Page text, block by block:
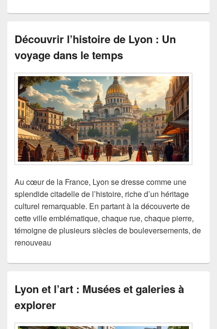
Découvrir l’histoire de Lyon : Un
voyage dans le temps
Au cœur de la France, Lyon se dresse comme une
splendide citadelle de l’histoire, riche d’un héritage
culturel remarquable. En partant à la découverte de
cette ville emblématique, chaque rue, chaque pierre,
témoigne de plusieurs siècles de bouleversements, de
renouveau
Lyon et l’art : Musées et galeries à
explorer